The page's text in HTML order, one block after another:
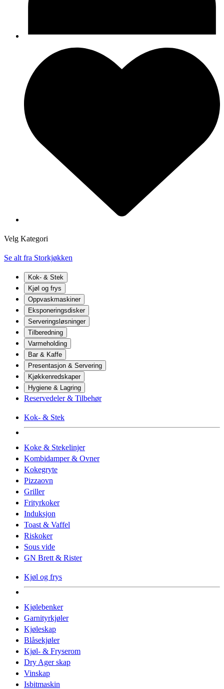
Velg Kategori
Se alt fra Storkjøkken
Kok- & Stek
Kjøl og frys
Oppvaskmaskiner
Eksponeringsdisker
Serveringsløsninger
Tilberedning
Varmeholding
Bar & Kaffe
Presentasjon & Servering
Kjøkkenredskaper
Hygiene & Lagring
Reservedeler & Tilbehør
Kok- & Stek
Koke & Stekelinjer
Kombidamper & Ovner
Kokegryte
Pizzaovn
Griller
Frityrkoker
Induksjon
Toast & Vaffel
Riskoker
Sous vide
GN Brett & Rister
Kjøl og frys
Kjølebenker
Garnityrkjøler
Kjøleskap
Blåsekjøler
Kjøl- & Fryserom
Dry Ager skap
Vinskap
Isbitmaskin